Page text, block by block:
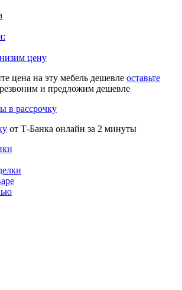
цену
цена на эту мебель дешевле оставьте
и предложим дешевле
в рассрочку
от Т-Банка онлайн за 2 минуты